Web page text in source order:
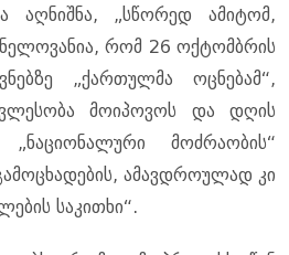
აღნიშნა, „სწორედ ამიტომ,
რომ 26 ოქტომბრის
„ქართულმა ოცნებამ“,
მოიპოვოს და დღის
„ნაციონალური მოძრაობის“
ამავდროულად კი
საკითხი“.